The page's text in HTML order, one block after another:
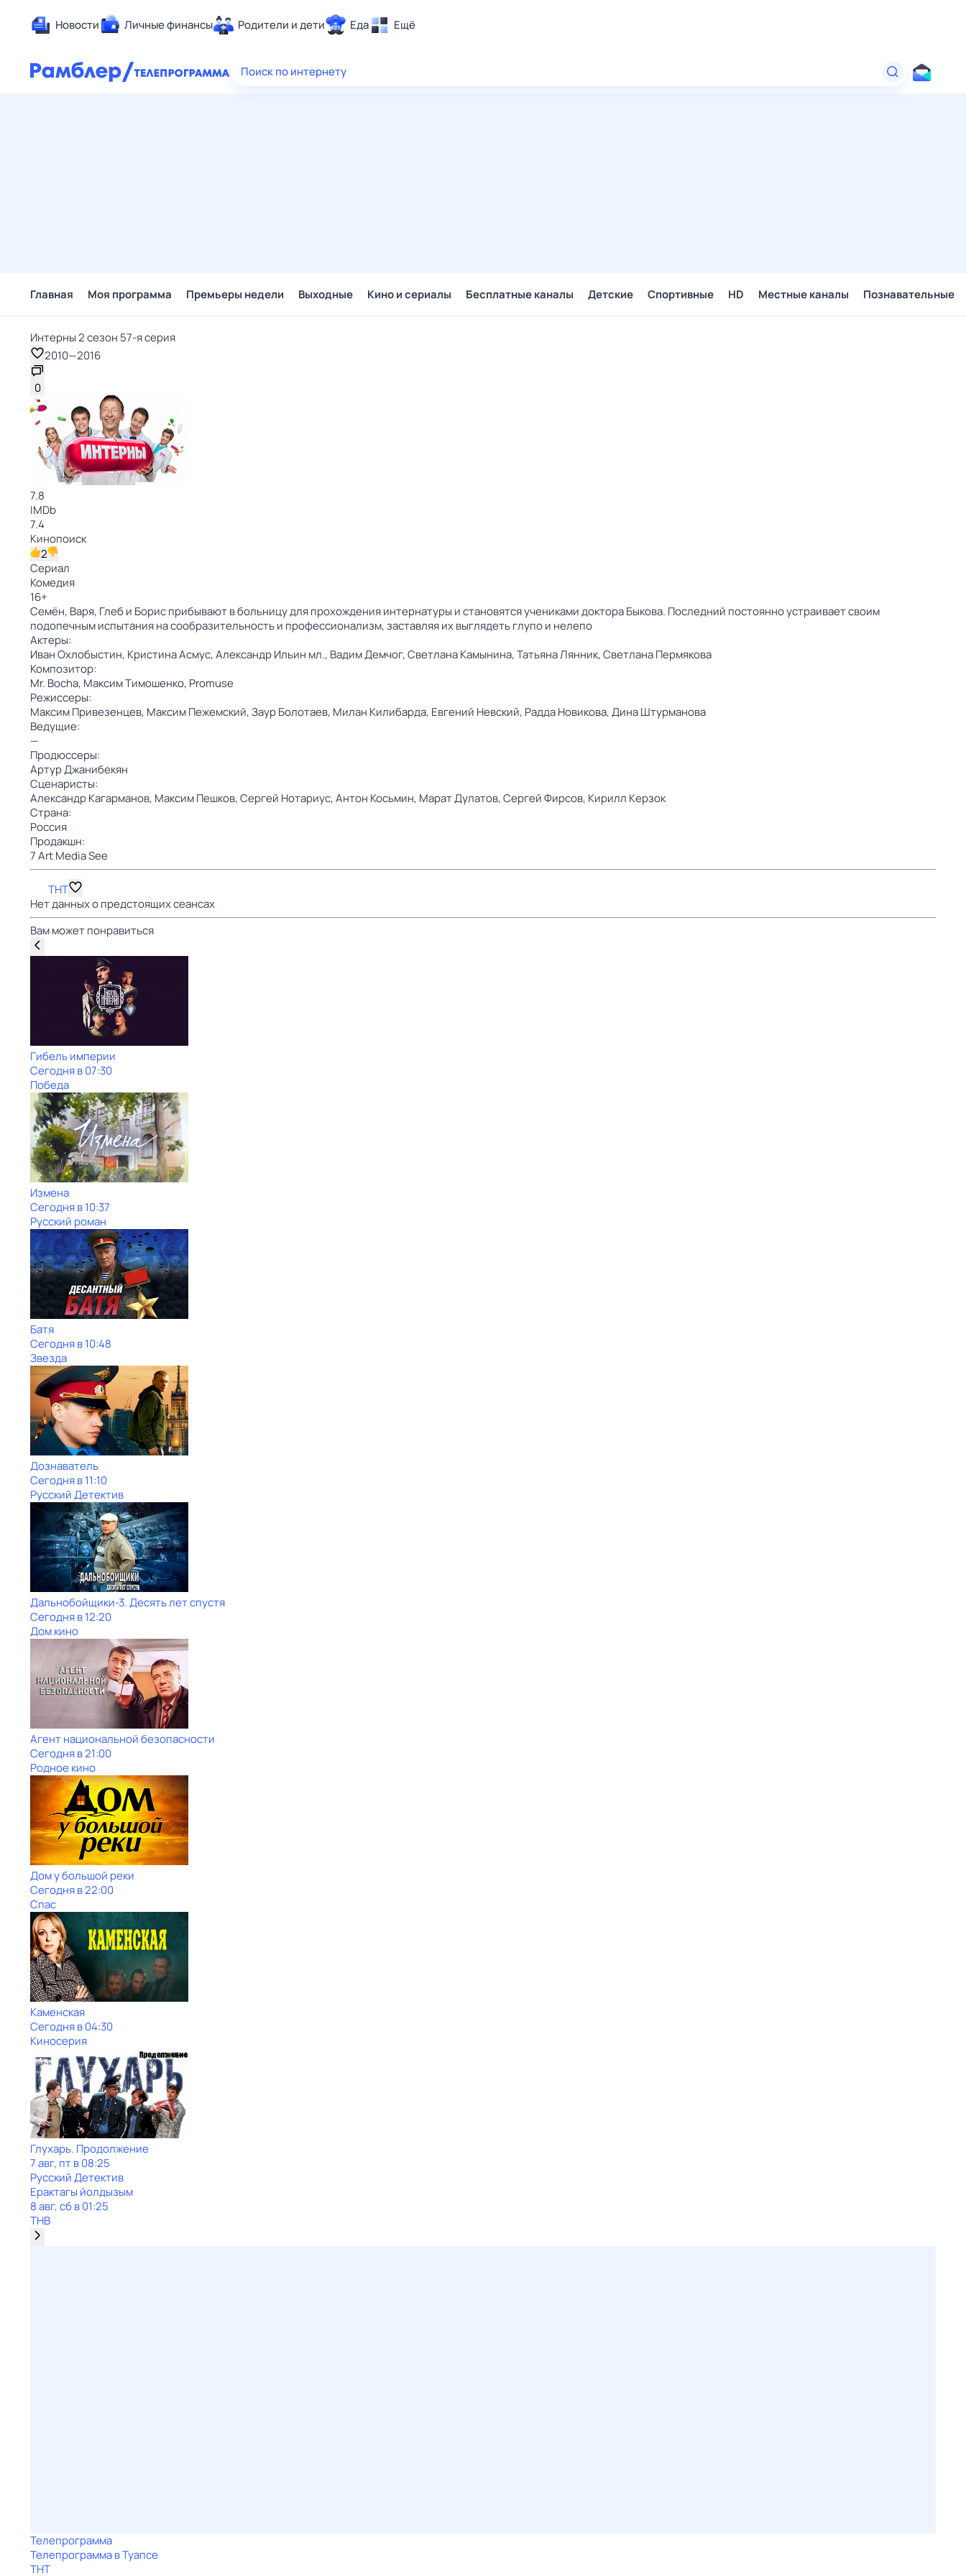
Новости Личные финансы Родители и дети Еда Ещё
Здоровье
Поиск по интернету
Главная Моя программа Премьеры недели Выходные Кино и сериалы Бесплатные каналы Детские Спортивные HD Местные каналы Познавательные
Интерны 2 сезон 57-я серия
2010—2016
0
7.8
IMDb
7.4
Кинопоиск
2
Сериал
Комедия
16+
Семён, Варя, Глеб и Борис прибывают в больницу для прохождения интернатуры и становятся учениками доктора Быкова. Последний постоянно устраивает своим
подопечным испытания на сообразительность и профессионализм, заставляя их выглядеть глупо и нелепо
Актеры:
Иван Охлобыстин, Кристина Асмус,Александр Ильин мл., Вадим Демчог,Светлана Камынина,Татьяна Лянник,Светлана Пермякова
Композитор:
Mr. Bocha, Максим Тимошенко, Promuse
Режиссеры:
Максим Привезенцев, Максим Пежемский,Заур Болотаев, Милан Килибарда, Евгений Невский, Радда Новикова,Дина Штурманова
Ведущие:
—
Продюссеры:
Артур Джанибекян
Сценаристы:
Александр Кагарманов, Максим Пешков,Сергей Нотариус,Антон Косьмин, Марат Дулатов,Сергей Фирсов, Кирилл Керзок
Страна:
Россия
Продакшн:
7 Art Media See
ТНТ
Нет данных о предстоящих сеансах
Вам может понравиться
Гибель империи
Сегодня в 07:30
Победа
Измена
Сегодня в 10:37
Русский роман
Батя
Сегодня в 10:48
Звезда
Дознаватель
Сегодня в 11:10
Русский Детектив
Дальнобойщики-3. Десять лет спустя
Сегодня в 12:20
Дом кино
Агент национальной безопасности
Сегодня в 21:00
Родное кино
Дом у большой реки
Сегодня в 22:00
Спас
Каменская
Сегодня в 04:30
Киносерия
Глухарь. Продолжение
7 авг, пт в 08:25
Русский Детектив
Ерактагы йолдызым
8 авг, сб в 01:25
ТНВ
Телепрограмма
Телепрограмма в Туапсе
ТНТ